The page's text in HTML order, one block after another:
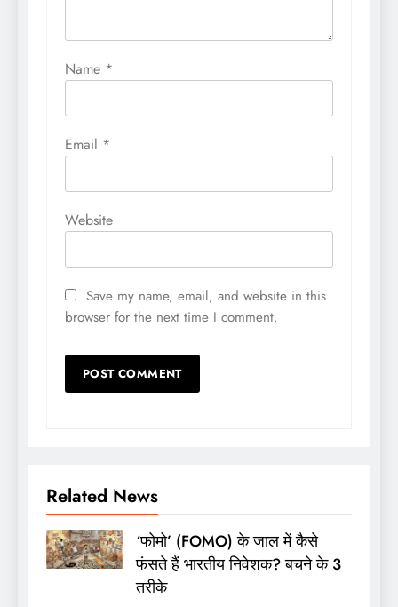
Name *
Email *
Website
Save my name, email, and website in this
browser for the next time I comment.
Related News
‘फोमो’ (FOMO) के जाल में कैसे
फंसते हैं भारतीय निवेशक? बचने के 3
तरीके